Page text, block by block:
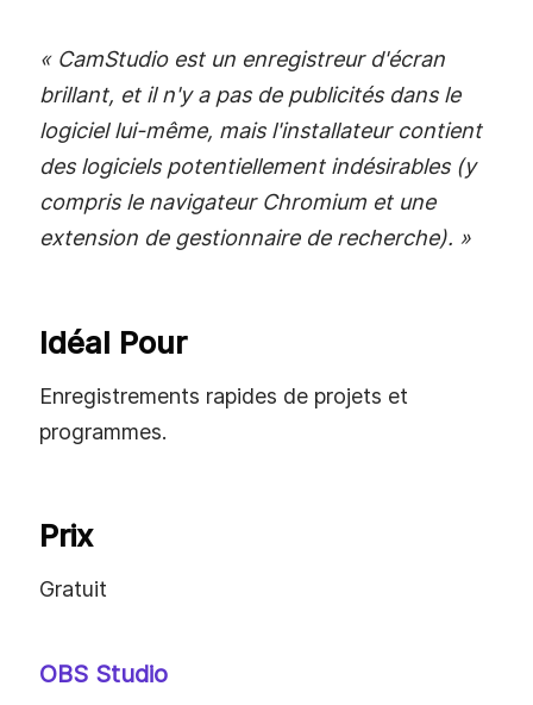
« CamStudio est un enregistreur d'écran
brillant, et il n'y a pas de publicités dans le
logiciel lui-même, mais l'installateur contient
des logiciels potentiellement indésirables (y
compris le navigateur Chromium et une
extension de gestionnaire de recherche). »
Idéal Pour
Enregistrements rapides de projets et
programmes.
Prix
Gratuit
OBS Studio